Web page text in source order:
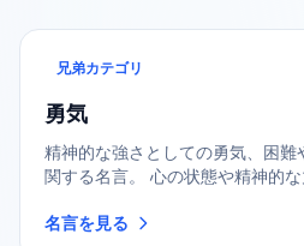
兄弟カテゴリ
勇気
精神的な強さとしての勇気、困難
関する名言。 心の状態や精神的な
名言を見る